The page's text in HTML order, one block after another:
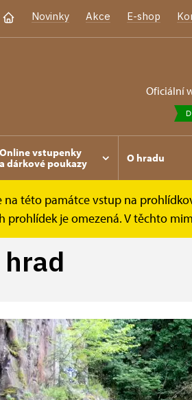
Novinky Akce E-shop
oficiální
Online vstupenky
a dárkové poukazy
O hradu
na této památce vstup na
prohlídek je omezená. V těchto
Z hradu na hrad